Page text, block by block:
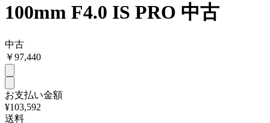
100mm F4.0 IS PRO 中古
中古
￥97,440
お支払い金額
¥103,592
送料